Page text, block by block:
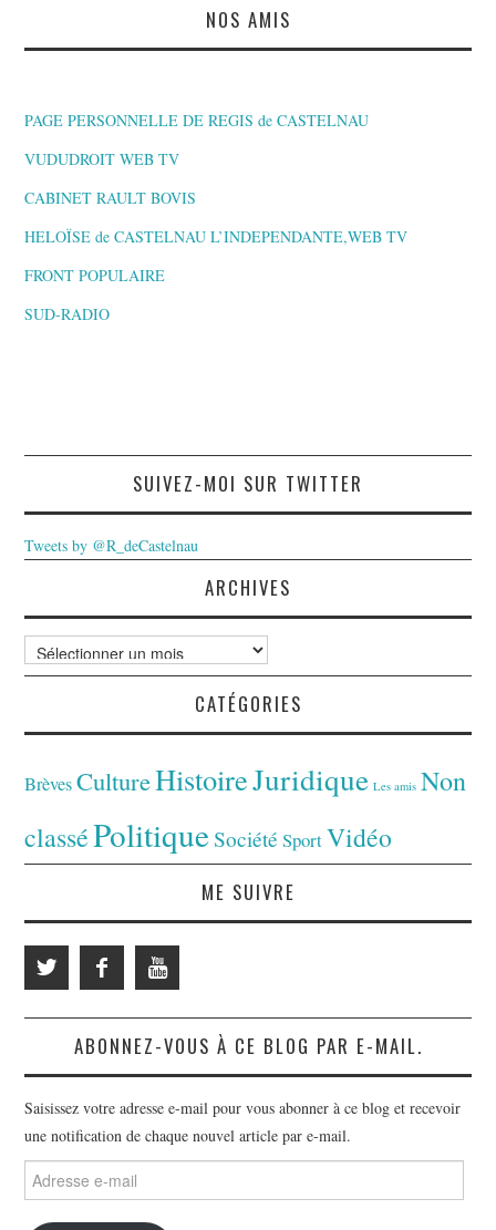
NOS AMIS
PAGE PERSONNELLE DE REGIS de CASTELNAU
VUDUDROIT WEB TV
CABINET RAULT BOVIS
HELOÏSE de CASTELNAU L’INDEPENDANTE,WEB TV
FRONT POPULAIRE
SUD-RADIO
SUIVEZ-MOI SUR TWITTER
Tweets by @R_deCastelnau
ARCHIVES
Archives
CATÉGORIES
Brèves CultureHistoireJuridique Les amis Non
classéPolitiqueSociété SportVidéo
ME SUIVRE
ABONNEZ-VOUS À CE BLOG PAR E-MAIL.
Saisissez votre adresse e-mail pour vous abonner à ce blog et recevoir
une notification de chaque nouvel article par e-mail.
Adresse
e-